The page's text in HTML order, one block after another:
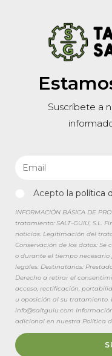
Suscríbete a
Acepto la política
INFORMACIÓN BÁSICA DE
tratamiento: SALT-GUIU, S.L.
noticias. Legitimación del
Conservación de los datos:
o durante el tiempo
legales. Destinatarios:
Derecho a retirar el
acceso, rectificación,
u oposición al su tratamiento.
info@saltguiu.com
adicional en nuestra Política